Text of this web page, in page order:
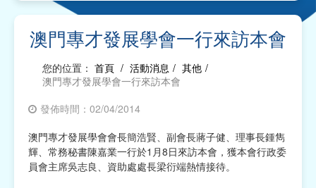
教育及研究
衛生
社會服務
工商及專業社團、工會
宗教
慈善中介及志願活動推廣
澳門專才發展學會一行來訪本會
您的位置： 首頁 / 活動消息 / 其他 /
澳門專才發展學會一行來訪本會
發佈時間：02/04/2014
澳門專才發展學會會長簡浩賢、副會長蔣子健、理事長鍾雋
輝、常務秘書陳嘉業一行於1月8日來訪本會，獲本會行政委
員會主席吳志良、資助處處長梁衍端熱情接待。